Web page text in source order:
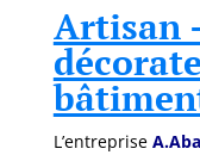
Artisan
L’entreprise